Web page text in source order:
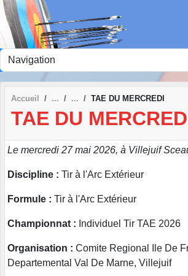
Accueil TAE DU MERCREDI
TAE DU
Le mercredi 27 mai 2026, à Villejuif
Discipline : Tir à l'Arc Extérieur
Formule : Tir à l'Arc Extérieur
Championnat : Individuel Tir TAE 2026
Organisation : Comite Regional Ile De
Departemental Val De Marne, Villejuif
Panneau de gestion des cookies